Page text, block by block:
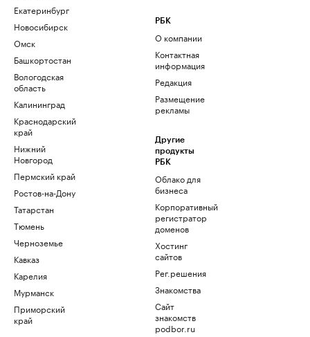
Екатеринбург
Новосибирск
Омск
Башкортостан
Вологодская
область
Калининград
Краснодарский
край
Нижний
Новгород
Пермский край
Ростов-на-Дону
Татарстан
Тюмень
Черноземье
Кавказ
Карелия
Мурманск
Приморский
край
РБК
О компании
Контактная
информация
Редакция
Размещение
рекламы
Другие
продукты
РБК
Облако для
бизнеса
Корпоративный
регистратор
доменов
Хостинг
сайтов
Рег.решения
Знакомства
Сайт
знакомств
podbor.ru